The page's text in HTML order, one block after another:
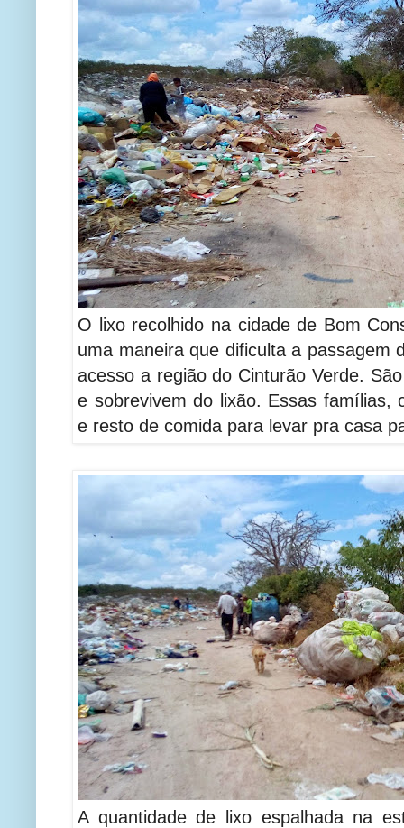
O lixo recolhido na cidade de Bom
uma maneira que dificulta a passagem
acesso a região do Cinturão Verde.
e sobrevivem do lixão. Essas famílias,
e resto de comida para levar pra casa
A quantidade de lixo espalhada na